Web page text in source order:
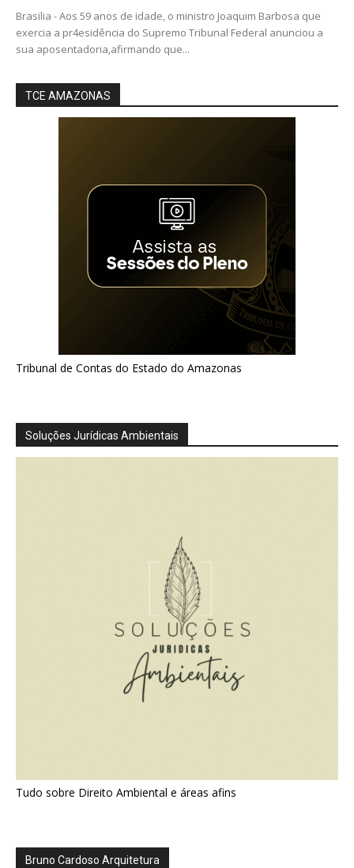
Brasilia - Aos 59 anos de idade, o ministro Joaquim Barbosa que
exercia a pr4esidência do Supremo Tribunal Federal anunciou a
sua aposentadoria,afirmando que...
TCE AMAZONAS
Tribunal de Contas do Estado do Amazonas
Soluções Jurídicas Ambientais
Tudo sobre Direito Ambiental e áreas afins
Bruno Cardoso Arquitetura